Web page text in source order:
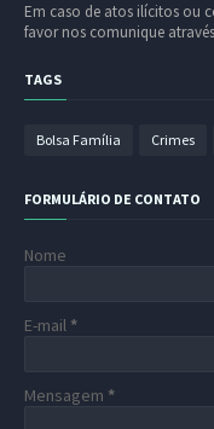
Em caso de atos ilícitos ou
favor nos comunique
TAGS
Bolsa Família Crimes
FORMULÁRIO DE CONTATO
Nome
E-mail *
Mensagem *